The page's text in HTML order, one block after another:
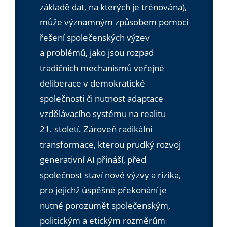
základě dat, na kterých je trénována),
může významným způsobem pomoci
řešení společenských výzev
a problémů, jako jsou rozpad
tradičních mechanismů veřejné
deliberace v demokratické
společnosti či nutnost adaptace
vzdělávacího systému na realitu
21. století. Zároveň radikální
transformace, kterou prudký rozvoj
generativní AI přináší, před
společnost staví nové výzvy a rizika,
pro jejichž úspěšné překonání je
nutné porozumět společenským,
politickým a etickým rozměrům